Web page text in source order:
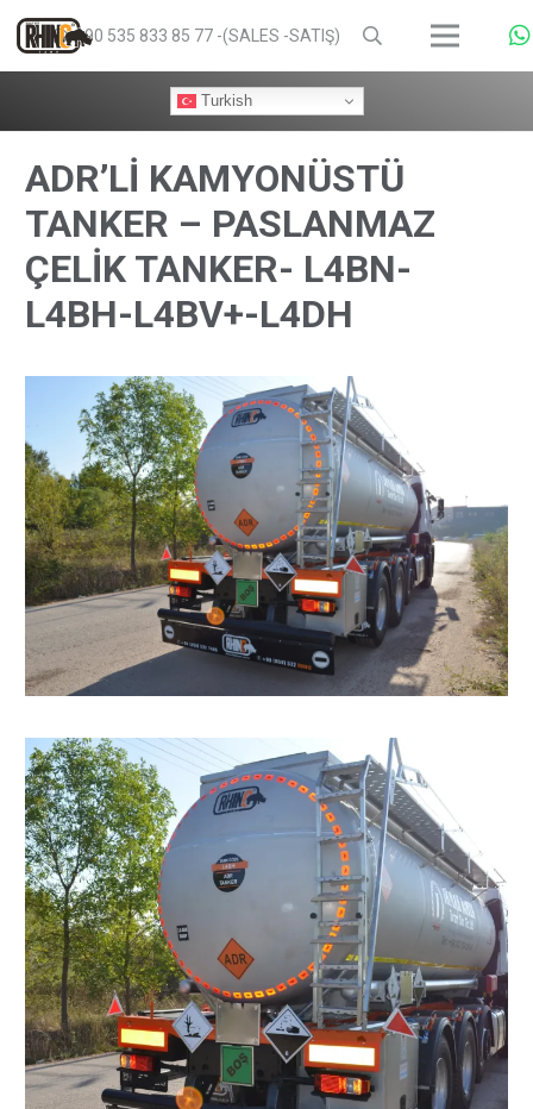
+90 535 833 85 77 -(SALES -SATIŞ)
Turkish
ADR’Lİ KAMYONÜSTÜ
TANKER – PASLANMAZ
ÇELİK TANKER- L4BN-
L4BH-L4BV+-L4DH